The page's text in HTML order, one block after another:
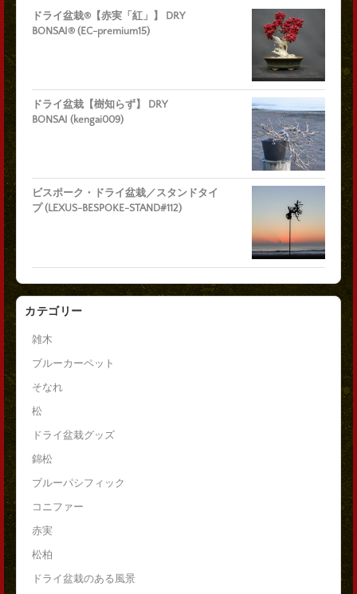
ドライ盆栽®【赤実「紅」】 DRY
BONSAI® (EC-premium15)
ドライ盆栽【樹知らず】 DRY
BONSAI (kengai009)
ビスポーク・ドライ盆栽／スタンドタイ
プ (LEXUS-BESPOKE-STAND#112)
カテゴリー
雑木
ブルーカーペット
そなれ
松
ドライ盆栽グッズ
錦松
ブルーパシフィック
コニファー
赤実
松柏
ドライ盆栽のある風景